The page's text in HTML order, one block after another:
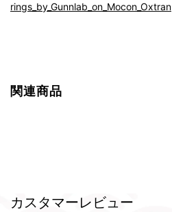
rings_by_Gunnlab_on_Mocon_Oxtran
関連商品
カスタマーレビュー